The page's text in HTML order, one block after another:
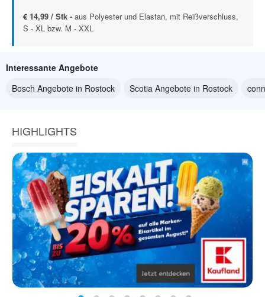
€ 14,99 / Stk - aus Polyester und Elastan, mit Reißverschluss,
S - XL bzw. M - XXL
Interessante Angebote
Bosch Angebote in Rostock
Scotia Angebote in Rostock
HIGHLIGHTS